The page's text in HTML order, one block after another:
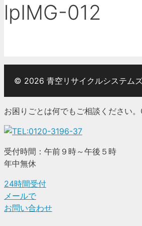
lpIMG-012
© 2026 青空リサイクルシステム
お困りごとは何でもご相談ください。
受付時間：午前９時～午後５時
年中無休
24時間受付
メールで
お問い合わせ